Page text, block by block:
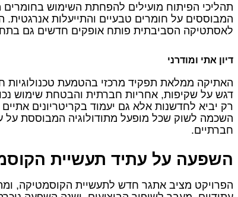
תהליכי הפיתוח מועילים להפחתת השימוש
המבוססים על חומרים טבעיים והתייעלות אנרגטית.
לאסתטיקה הסביבתית פותח אופקים חדשים גם
דיון אתי ומודרני
האתיקה ממלאת תפקיד מרכזי בהטמעת
דגש על שקיפות, אחריות חברתית והבטחת שימוש
רק יביא לחדשנות אלא גם יעמוד בקריטריונים
השכמה לשוק שכל מופעל מתודולוגיה המבוססת על
חברתיים.
השפעה על עתיד תעשיית
הפרויקט מציב אתגר חדש לתעשיית הקוסמטיקה,